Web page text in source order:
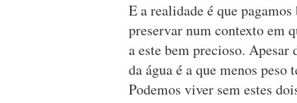
E a realidade é que
preservar num contexto em
a este bem precioso. Apesar
da água é a que menos
Podemos viver sem estes